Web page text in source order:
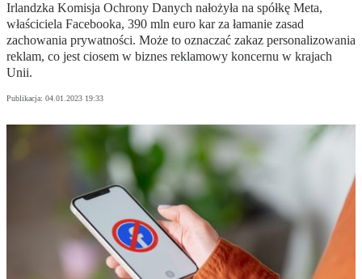
Irlandzka Komisja Ochrony Danych nałożyła na spółkę Meta,
właściciela Facebooka, 390 mln euro kar za łamanie zasad
zachowania prywatności. Może to oznaczać zakaz personalizowania
reklam, co jest ciosem w biznes reklamowy koncernu w krajach
Unii.
Publikacja: 04.01.2023 19:33